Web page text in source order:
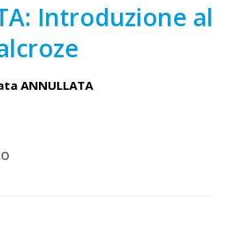
Introduzione al
ANNULLATA